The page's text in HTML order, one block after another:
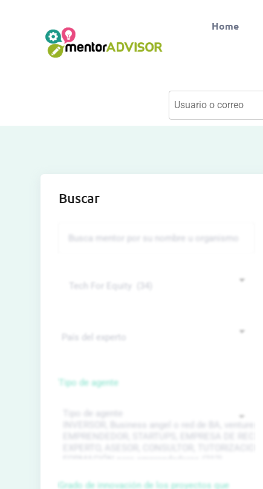
Home
Buscar
Tipo de agente
Grado de innovación de los proyectos que